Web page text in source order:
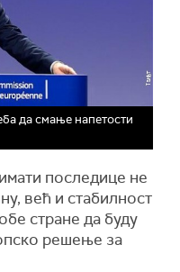
да смање напетости
последице не
већ и стабилност
стране да буду
решење за